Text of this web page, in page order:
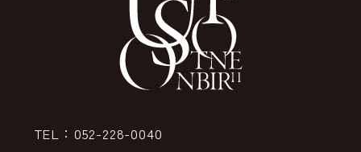
TEL：052-228-0040